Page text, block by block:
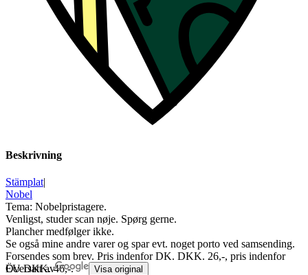
Beskrivning
Stämplat|
Nobel
Tema: Nobelpristagere.
Venligst, studer scan nøje. Spørg gerne.
Plancher medfølger ikke.
Se også mine andre varer og spar evt. noget porto ved samsending.
Forsendes som brev. Pris indenfor DK. DKK. 26,-, pris indenfor
EU DKK. 46,-.
Översatt av Visa original